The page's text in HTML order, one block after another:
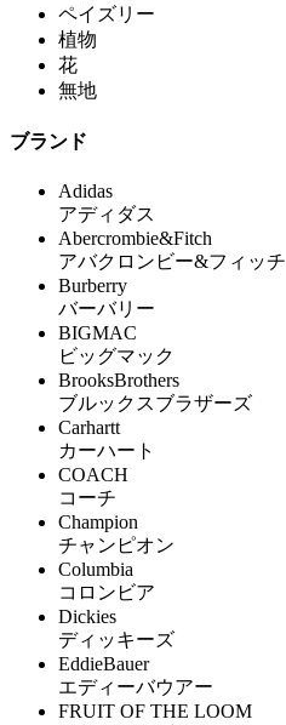
ペイズリー
植物
花
無地
ブランド
Adidas
アディダス
Abercrombie&Fitch
アバクロンビー&フィッチ
Burberry
バーバリー
BIGMAC
ビッグマック
BrooksBrothers
ブルックスブラザーズ
Carhartt
カーハート
COACH
コーチ
Champion
チャンピオン
Columbia
コロンビア
Dickies
ディッキーズ
EddieBauer
エディーバウアー
FRUIT OF THE LOOM